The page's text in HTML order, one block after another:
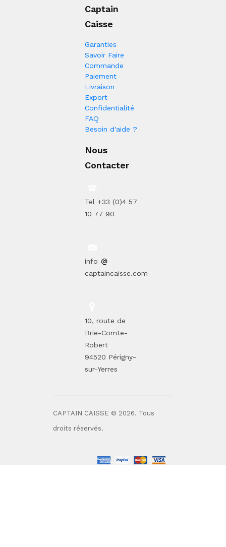
Captain
Caisse
Garanties
Savoir Faire
Commande
Paiement
Livraison
Export
Confidentialité
FAQ
Besoin d'aide ?
Nous
Contacter
Tel +33 (0)4 57
10 77 90
info
captaincaisse.com
10, route de
Brie-Comte-
Robert
94520 Périgny-
sur-Yerres
CAPTAIN CAISSE © 2026. Tous
droits réservés.